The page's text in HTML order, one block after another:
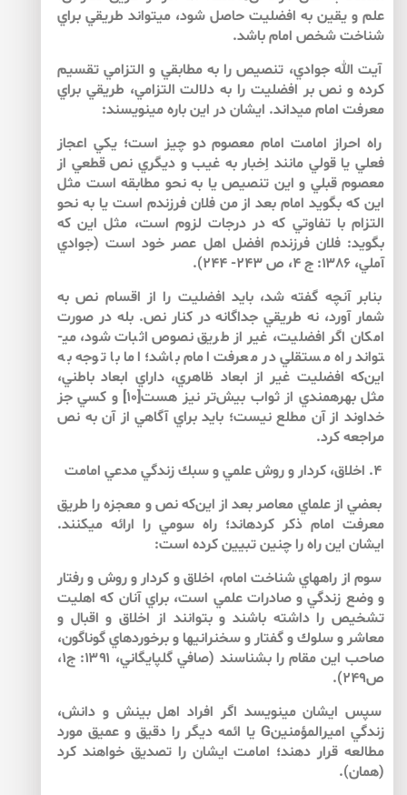
علم و يقين به افضليت حاصل شود، مي­تواند طريقي براي
شناخت شخص امام باشد.
آيت الله جوادي، تنصيص را به مطابقي و التزامي تقسيم
كرده­ و نص بر افضليت را به دلالت التزامي، طريقي براي
معرفت امام مي­داند. ايشان در اين باره مي­نويسند:
راه احراز امامت امام معصوم دو چيز است؛ يكي اعجاز
فعلي يا قولي مانند اِخبار به غيب و ديگري نص قطعي از
معصوم قبلي و اين تنصيص يا به نحو مطابقه است مثل
اين كه بگويد امام بعد از من فلان فرزندم است يا به نحو
التزام با تفاوتي كه در درجات لزوم است، مثل اين كه
بگويد: فلان فرزندم افضل اهل عصر خود است (جوادي
آملي، ۱۳۸۶: ج ۴، ص ۲۴۳- ۲۴۴).
بنابر آنچه گفته شد، بايد افضليت را از اقسام نص به
شمار آورد، نه طريقي جداگانه در كنار نص. بله در صورت
امكان اگر افضليت، غير از طريق نصوص اثبات شود، مي­
تواند راه مستقلي در معرفت امام باشد؛ اما با توجه به
اين‌كه افضليت غير از ابعاد ظاهري، داراي ابعاد باطني،
مثل بهره­مندي از ثواب بيش‌تر نيز هست[۱۰] و كسي جز
خداوند از آن مطلع نيست؛ بايد براي آگاهي از آن به نص
مراجعه كرد.
۴. اخلاق، كردار و روش علمي و سبك زندگي مدعي امامت
بعضي از علماي معاصر بعد از اين‌كه نص و معجزه را طريق
معرفت امام ذكر كرده­اند؛ راه سومي را ارائه مي­كنند.
ايشان اين راه را چنين تبيين كرده است:
سوم از راه­هاي شناخت امام، اخلاق و كردار و روش و رفتار
و وضع زندگي و صادرات علمي است، براي آنان كه اهليت
تشخيص را داشته باشند و بتوانند از اخلاق و اقبال و
معاشر و سلوك و گفتار و سخنراني­ها و برخوردهاي گوناگون،
صاحب اين مقام را بشناسند (صافي گلپايگاني، ۱۳۹۱: ج۱،
ص۲۴۹).
سپس ايشان مي­نويسد اگر افراد اهل بينش و دانش،
زندگي اميرالمؤمنينG يا ائمه ديگر را دقيق و عميق مورد
مطالعه قرار دهند؛ امامت ايشان را تصديق خواهند كرد
(همان).